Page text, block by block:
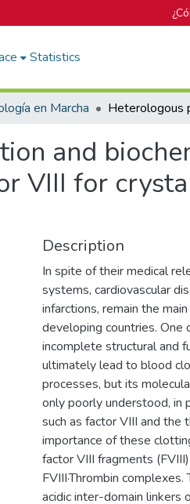
Statistics
en Marcha
and
VIII for
Description
In spite of their medical
systems, cardiovascular
infarctions, remain the
developing countries. One
incomplete structural and
ultimately lead to blood
processes, but its
only poorly understood, in
such as factor VIII and the
importance of these
factor VIII fragments
FVIII·Thrombin
acidic inter-domain linkers